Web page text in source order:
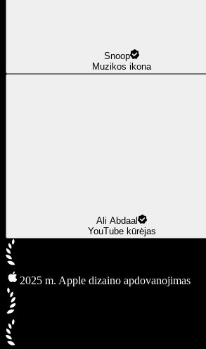
Snoop
Muzikos ikona
Ali Abdaal
YouTube kūrėjas
2025 m. Apple dizaino apdovanojimas